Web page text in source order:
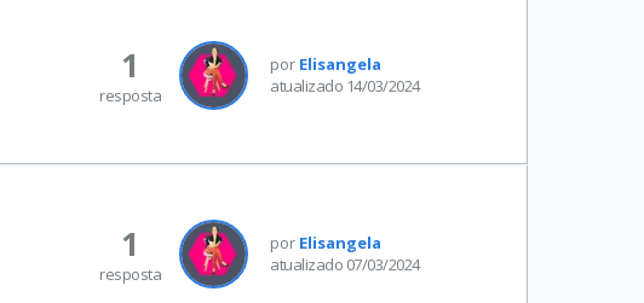
por Elisangela
atualizado 14/03/2024
1
resposta
por Elisangela
atualizado 07/03/2024
1
resposta